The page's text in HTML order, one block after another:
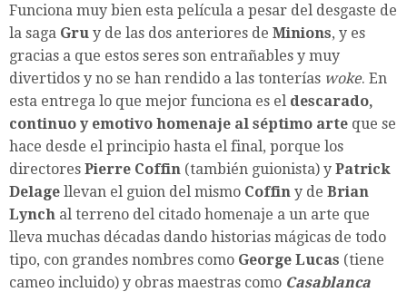
Funciona muy bien esta película a pesar del desgaste de
la saga Gru y de las dos anteriores de Minions, y es
gracias a que estos seres son entrañables y muy
divertidos y no se han rendido a las tonterías woke. En
esta entrega lo que mejor funciona es el descarado,
continuo y emotivo homenaje al séptimo arte que se
hace desde el principio hasta el final, porque los
directores Pierre Coffin (también guionista) y Patrick
Delage llevan el guion del mismo Coffin y de Brian
Lynch al terreno del citado homenaje a un arte que
lleva muchas décadas dando historias mágicas de todo
tipo, con grandes nombres como George Lucas (tiene
cameo incluido) y obras maestras como Casablanca